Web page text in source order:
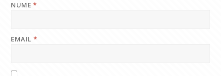
NUME*
EMAIL *